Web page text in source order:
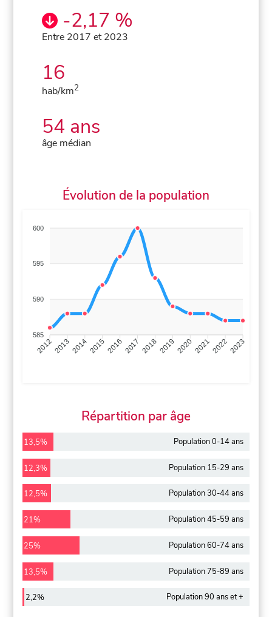
-2,17 %
Entre 2017 et 2023
16
hab/km2
54 ans
âge médian
Évolution de la population
600
595
590
585
201220132014201520162017 20182019 2020202120222023
Répartition par âge
13,5% Population 0-14 ans
12,3% Population 15-29 ans
12,5% Population 30-44 ans
21% Population 45-59 ans
25% Population 60-74 ans
13,5% Population 75-89 ans
2,2% Population 90 ans et +